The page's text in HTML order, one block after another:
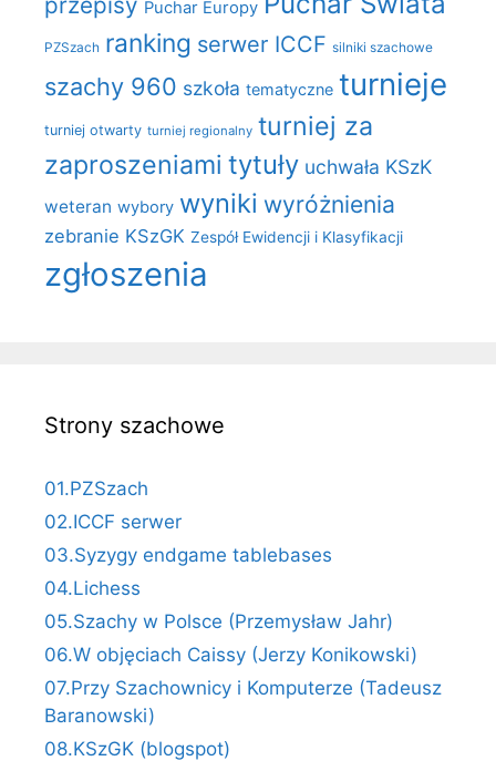
Puchar Europy
PZSzach ranking serwer ICCF silniki szachowe
szachy 960 szkoła tematyczne turnieje
turniej otwarty turniej regionalny turniej za
zaproszeniami tytuły uchwała KSzK
weteran wybory wyniki wyróżnienia
zebranie KSzGK Zespół Ewidencji i Klasyfikacji
zgłoszenia
Strony szachowe
01.PZSzach
02.ICCF serwer
03.Syzygy endgame tablebases
04.Lichess
05.Szachy w Polsce (Przemysław Jahr)
06.W objęciach Caissy (Jerzy Konikowski)
07.Przy Szachownicy i Komputerze (Tadeusz
Baranowski)
08.KSzGK (blogspot)